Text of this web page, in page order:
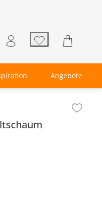
Angebote
Seitenende